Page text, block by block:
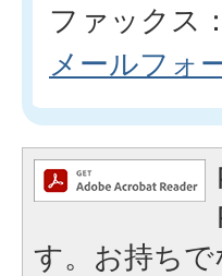
ファックス
メールフォ
す。お持ち